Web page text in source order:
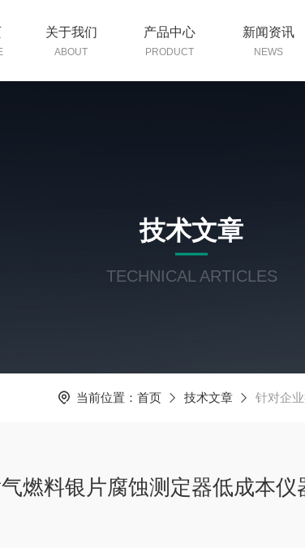
关于我们
ABOUT
产品中心
PRODUCT
新闻资讯
NEWS
技术文章
TECHNICAL ARTICLES
当前位置： 首页 技术文章 针对企
燃料银片腐蚀测定器低成本仪